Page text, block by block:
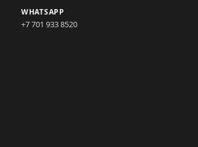
WHATSAPP
+7 701 933 8520